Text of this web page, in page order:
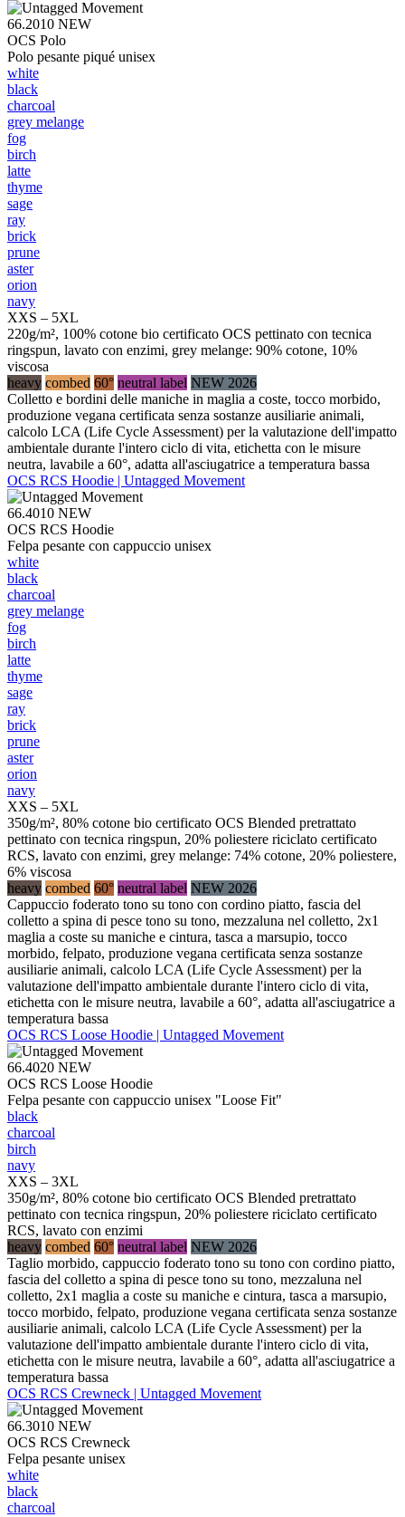
66.2010 NEW
OCS Polo
Polo pesante piqué unisex
white
black
charcoal
grey melange
fog
birch
latte
thyme
sage
ray
brick
prune
aster
orion
navy
XXS – 5XL
220g/m², 100% cotone bio certificato OCS pettinato con tecnica
ringspun, lavato con enzimi, grey melange: 90% cotone, 10%
viscosa
heavy combed 60° neutral label NEW 2026
Colletto e bordini delle maniche in maglia a coste, tocco morbido,
produzione vegana certificata senza sostanze ausiliarie animali,
calcolo LCA (Life Cycle Assessment) per la valutazione dell'impatto
ambientale durante l'intero ciclo di vita, etichetta con le misure
neutra, lavabile a 60°, adatta all'asciugatrice a temperatura bassa
OCS RCS Hoodie | Untagged Movement
66.4010 NEW
OCS RCS Hoodie
Felpa pesante con cappuccio unisex
white
black
charcoal
grey melange
fog
birch
latte
thyme
sage
ray
brick
prune
aster
orion
navy
XXS – 5XL
350g/m², 80% cotone bio certificato OCS Blended pretrattato
pettinato con tecnica ringspun, 20% poliestere riciclato certificato
RCS, lavato con enzimi, grey melange: 74% cotone, 20% poliestere,
6% viscosa
heavy combed 60° neutral label NEW 2026
Cappuccio foderato tono su tono con cordino piatto, fascia del
colletto a spina di pesce tono su tono, mezzaluna nel colletto, 2x1
maglia a coste su maniche e cintura, tasca a marsupio, tocco
morbido, felpato, produzione vegana certificata senza sostanze
ausiliarie animali, calcolo LCA (Life Cycle Assessment) per la
valutazione dell'impatto ambientale durante l'intero ciclo di vita,
etichetta con le misure neutra, lavabile a 60°, adatta all'asciugatrice a
temperatura bassa
OCS RCS Loose Hoodie | Untagged Movement
66.4020 NEW
OCS RCS Loose Hoodie
Felpa pesante con cappuccio unisex "Loose Fit"
black
charcoal
birch
navy
XXS – 3XL
350g/m², 80% cotone bio certificato OCS Blended pretrattato
pettinato con tecnica ringspun, 20% poliestere riciclato certificato
RCS, lavato con enzimi
heavy combed 60° neutral label NEW 2026
Taglio morbido, cappuccio foderato tono su tono con cordino piatto,
fascia del colletto a spina di pesce tono su tono, mezzaluna nel
colletto, 2x1 maglia a coste su maniche e cintura, tasca a marsupio,
tocco morbido, felpato, produzione vegana certificata senza sostanze
ausiliarie animali, calcolo LCA (Life Cycle Assessment) per la
valutazione dell'impatto ambientale durante l'intero ciclo di vita,
etichetta con le misure neutra, lavabile a 60°, adatta all'asciugatrice a
temperatura bassa
OCS RCS Crewneck | Untagged Movement
66.3010 NEW
OCS RCS Crewneck
Felpa pesante unisex
white
black
charcoal